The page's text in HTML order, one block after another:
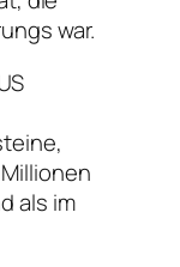
war.
als im